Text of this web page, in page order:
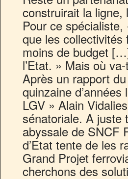
construirait la ligne,
Pour ce
que les collectivités
moins de budget
l’Etat. » Mais où
Après un rapport
quinzaine
LGV » Alain
sénatoriale. A juste
abyssale de SNCF
d’Etat tente de les
Grand Projet
cherchons des